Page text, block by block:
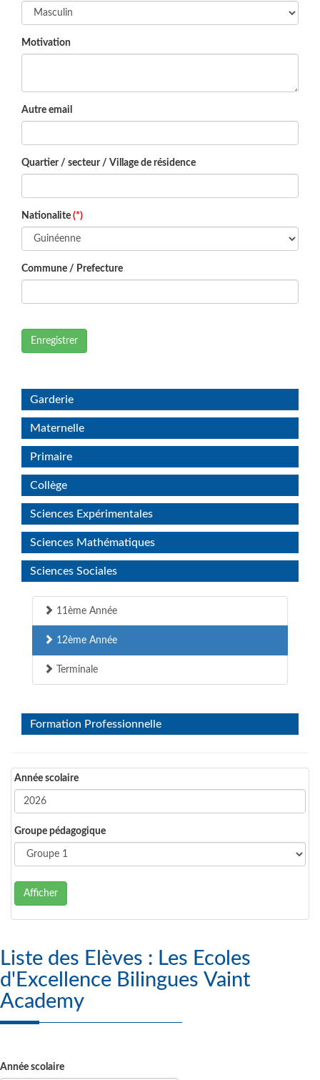
Motivation
Autre email
Quartier / secteur / Village de résidence
Nationalite (*)
Commune / Prefecture
Enregistrer
Garderie
Maternelle
Primaire
Collège
Sciences Expérimentales
Sciences Mathématiques
Sciences Sociales
11ème Année
12ème Année
Terminale
Formation Professionnelle
Année scolaire
Groupe pédagogique
Afficher
Liste des Elèves : Les Ecoles
d'Excellence Bilingues Vaint
Academy
Année scolaire